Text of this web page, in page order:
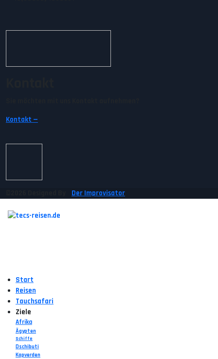
Kontakt —
Der Improvisator
Start
Reisen
Tauchsafari
Ziele
Afrika
Ägypten
Schiffe
Dschibuti
Kapverden